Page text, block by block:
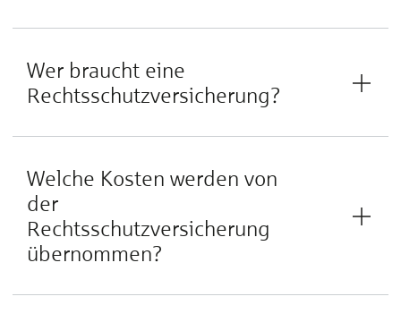
Wer braucht eine
Rechtsschutzversicherung?
Welche Kosten werden von
der
Rechtsschutzversicherung
übernommen?